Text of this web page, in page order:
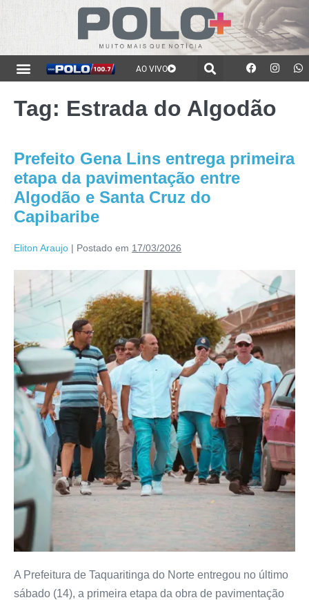
AO VIVO
Tag: Estrada do Algodão
Prefeito Gena Lins entrega primeira
etapa da pavimentação entre
Algodão e Santa Cruz do
Capibaribe
Eliton Araujo | Postado em 17/03/2026
A Prefeitura de Taquaritinga do Norte entregou no último
sábado (14), a primeira etapa da obra de pavimentação